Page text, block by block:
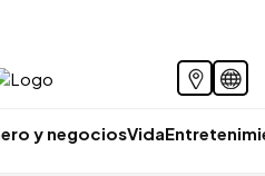
y negociosVida